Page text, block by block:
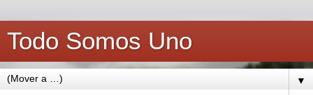
Todo Somos Uno
▼